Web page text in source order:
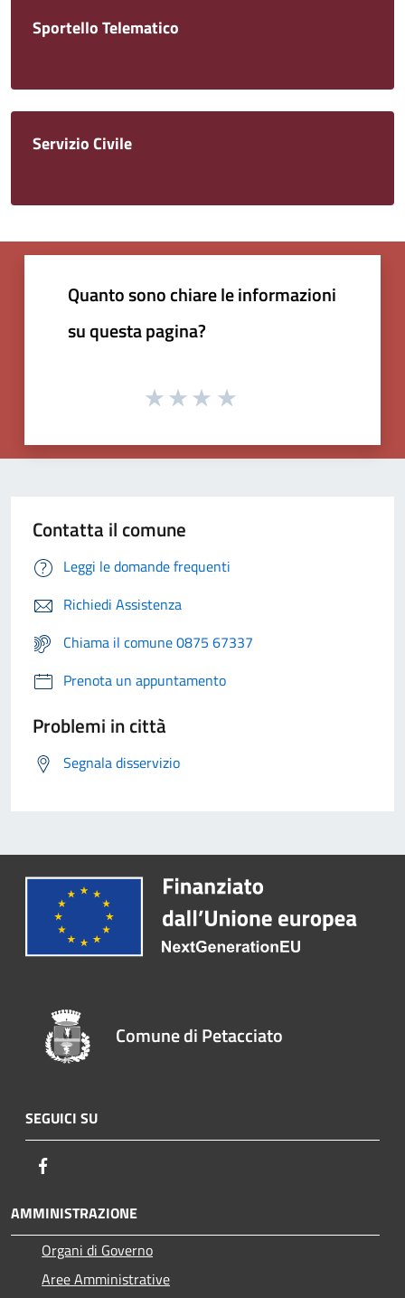
Sportello Telematico
Servizio Civile
Quanto sono chiare le informazioni
su questa pagina?
Contatta il comune
Leggi le domande frequenti
Richiedi Assistenza
Chiama il comune 0875 67337
Prenota un appuntamento
Problemi in città
Segnala disservizio
Comune di Petacciato
SEGUICI SU
AMMINISTRAZIONE
Organi di Governo
Aree Amministrative